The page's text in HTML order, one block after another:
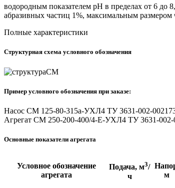
водородным показателем рН в пределах от 6 до
абразивных частиц 1%, максимальным
Полные характеристики
Структурная схема условного обозначения
Пример условного обозначения при заказе:
Насос СМ 125-80-315а-УХЛ4 ТУ 3631-002-
Агрегат СМ 250-200-400/4-Е-УХЛ4 ТУ 3631-002-
Основные показатели агрегата
Условное обозначение
агрегата
Подача, м3/
ч
м